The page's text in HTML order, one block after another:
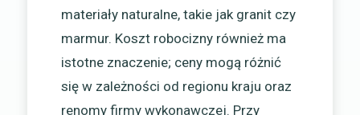
materiały naturalne, takie jak granit czy
marmur. Koszt robocizny również ma
istotne znaczenie; ceny mogą różnić
się w zależności od regionu kraju oraz
renomy firmy wykonawczej. Przy